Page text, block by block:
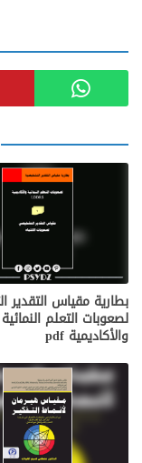
بطارية مقياس
لصعوبات التعلم النمائية
والأكاديمية pdf